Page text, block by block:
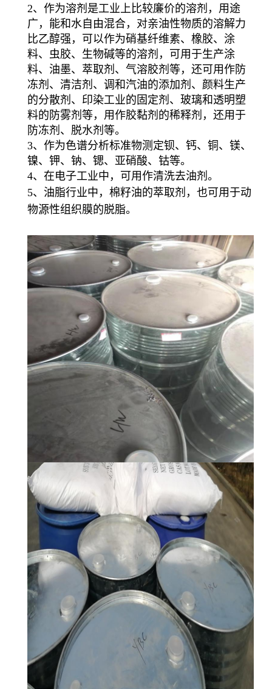
2、作为溶剂是工业上比较廉价的溶剂，用途
广，能和水自由混合，对亲油性物质的溶解力
比乙醇强，可以作为硝基纤维素、橡胶、涂
料、虫胶、生物碱等的溶剂，可用于生产涂
料、油墨、萃取剂、气溶胶剂等，还可用作防
冻剂、清洁剂、调和汽油的添加剂、颜料生产
的分散剂、印染工业的固定剂、玻璃和透明塑
料的防雾剂等，用作胶黏剂的稀释剂，还用于
防冻剂、脱水剂等。
3、作为色谱分析标准物测定钡、钙、铜、镁、
镍、钾、钠、锶、亚硝酸、钴等。
4、在电子工业中，可用作清洗去油剂。
5、油脂行业中，棉籽油的萃取剂，也可用于动
物源性组织膜的脱脂。